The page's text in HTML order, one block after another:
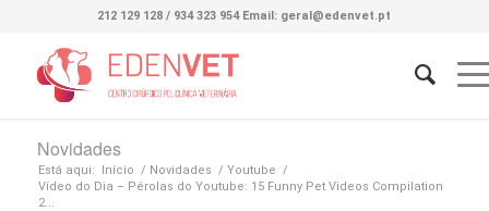
212 129 128 / 934 323 954 Email: geral@edenvet.pt
Novidades
Está aqui: Início / Novidades / Youtube /
Vídeo do Dia – Pérolas do Youtube: 15 Funny Pet Videos Compilation
2...